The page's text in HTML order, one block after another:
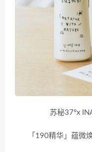
苏秘37°x
「190精华」蕴微